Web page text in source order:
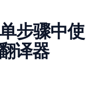
步骤中使
译器